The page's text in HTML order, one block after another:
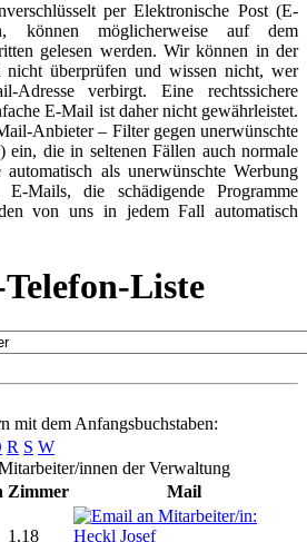
per Elektronische Post (E-
können möglicherweise auf dem
gelesen werden. Wir können in der
nicht überprüfen und wissen nicht, wer
Adresse verbirgt. Eine rechtssichere
E-Mail ist daher nicht gewährleistet.
Anbieter – Filter gegen unerwünschte
ein, die in seltenen Fällen auch normale
als unerwünschte Werbung
Mails, die schädigende Programme
von uns in jedem Fall automatisch
Liste
mit dem Anfangsbuchstaben:
R S W
innen der Verwaltung
Zimmer
Mail
1.18